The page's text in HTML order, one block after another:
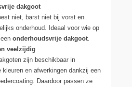
dakgoot
niet, barst niet bij vorst en
onderhoud. Ideaal voor wie op
onderhoudsvrije dakgoot
veelzijdig
zijn beschikbaar in
kleuren en afwerkingen dankzij een
Daardoor passen ze